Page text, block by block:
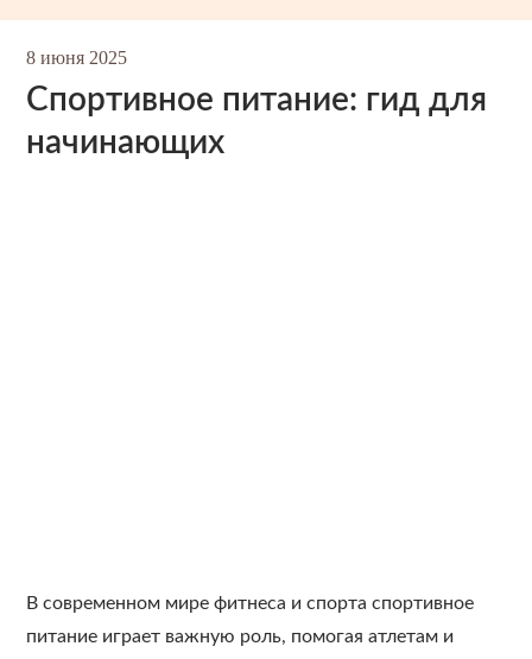
8 июня 2025
Спортивное питание: гид для
начинающих
В современном мире фитнеса и спорта спортивное
питание играет важную роль, помогая атлетам и